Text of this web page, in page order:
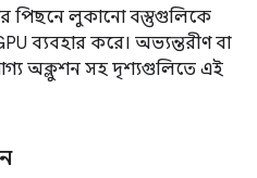
পিছনে লুকানো বস্তুগুলিকে
ব্যবহার করে। অভ্যন্তরীণ বা
অক্লুশন সহ দৃশ্যগুলিতে এই